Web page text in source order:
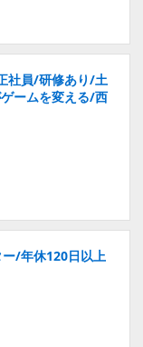
社員/研修あり/土
ームを変える/西
ー/年休120日以上